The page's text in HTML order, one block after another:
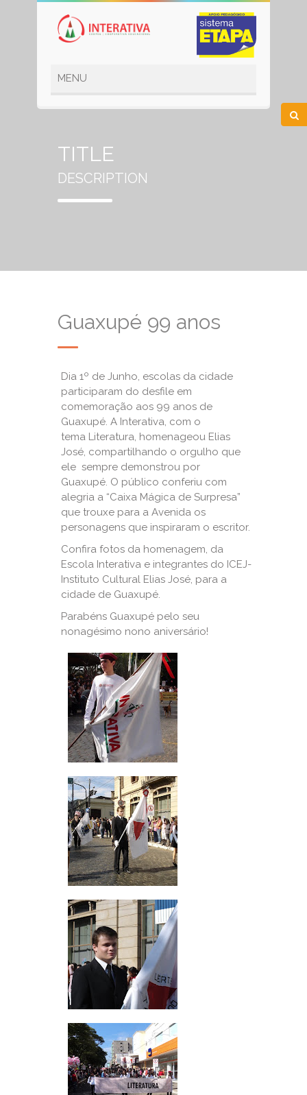
TITLE
DESCRIPTION
Guaxupé 99 anos
Dia 1º de Junho, escolas da cidade
participaram do desfile em
comemoração aos 99 anos de
Guaxupé. A Interativa, com o
tema Literatura, homenageou Elias
José, compartilhando o orgulho que
ele sempre demonstrou por
Guaxupé. O público conferiu com
alegria a “Caixa Mágica de Surpresa”
que trouxe para a Avenida os
personagens que inspiraram o escritor.
Confira fotos da homenagem, da
Escola Interativa e integrantes do ICEJ-
Instituto Cultural Elias José, para a
cidade de Guaxupé.
Parabéns Guaxupé pelo seu
nonagésimo nono aniversário!